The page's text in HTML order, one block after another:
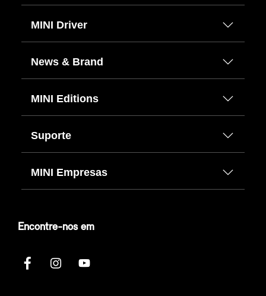
MINI Driver
News & Brand
MINI Editions
Suporte
MINI Empresas
Encontre-nos em